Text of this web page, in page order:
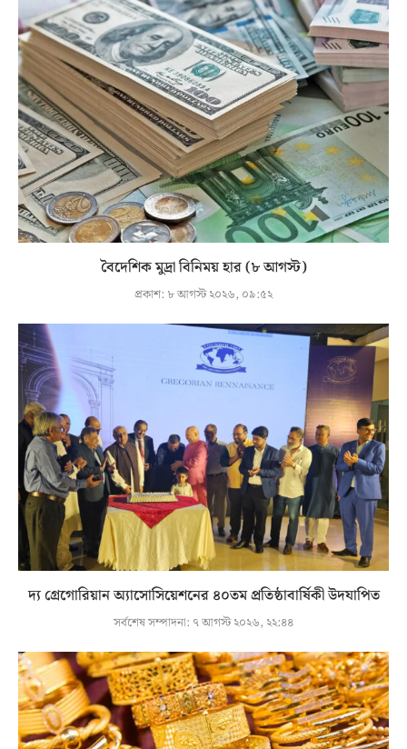
বৈদেশিক মুদ্রা বিনিময় হার (৮ আগস্ট)
প্রকাশ: ৮ আগস্ট ২০২৬, ০৯:৫২
দ্য গ্রেগোরিয়ান অ্যাসোসিয়েশনের ৪০তম প্রতিষ্ঠাবার্ষিকী উদযাপিত
সর্বশেষ সম্পাদনা: ৭ আগস্ট ২০২৬, ২২:৪৪